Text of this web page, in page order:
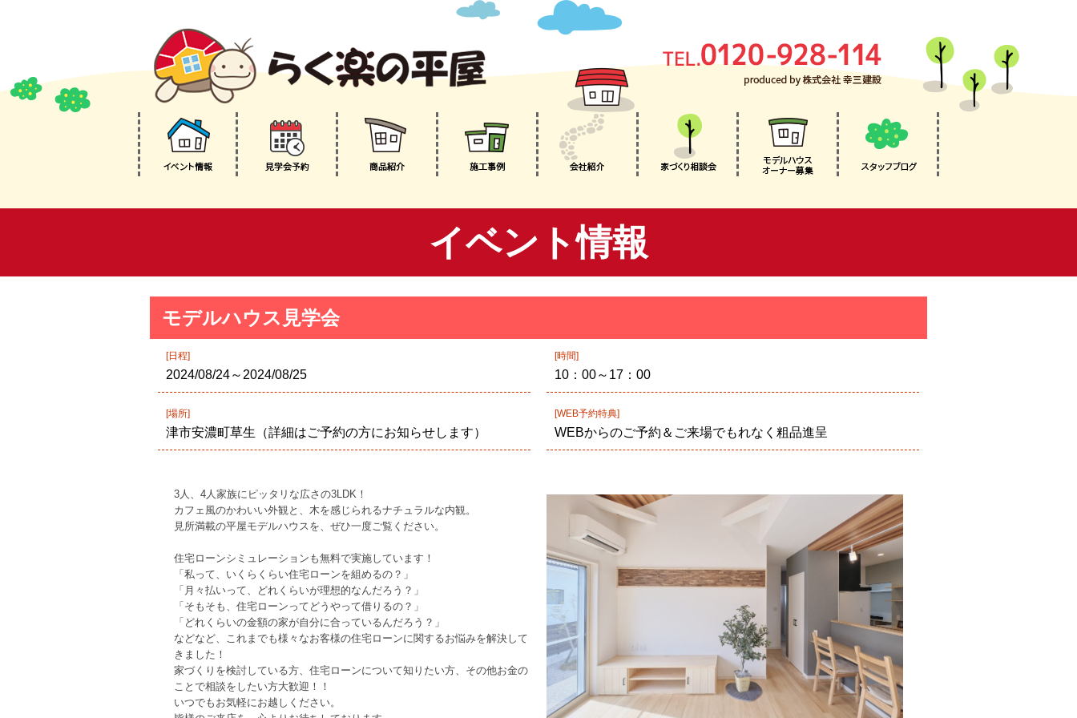
イベント情報
モデルハウス見学会
[日程]
2024/08/24～2024/08/25
[時間]
10：00～17：00
[場所]
津市安濃町草生（詳細はご予約の方にお知らせします）
[WEB予約特典]
WEBからのご予約＆ご来場でもれなく粗品進呈
3人、4人家族にピッタリな広さの3LDK！
カフェ風のかわいい外観と、木を感じられるナチュラルな内観。
見所満載の平屋モデルハウスを、ぜひ一度ご覧ください。
住宅ローンシミュレーションも無料で実施しています！
「私って、いくらくらい住宅ローンを組めるの？」
「月々払いって、どれくらいが理想的なんだろう？」
「そもそも、住宅ローンってどうやって借りるの？」
「どれくらいの金額の家が自分に合っているんだろう？」
などなど、これまでも様々なお客様の住宅ローンに関するお悩みを解決して
きました！
家づくりを検討している方、住宅ローンについて知りたい方、その他お金の
ことで相談をしたい方大歓迎！！
いつでもお気軽にお越しください。